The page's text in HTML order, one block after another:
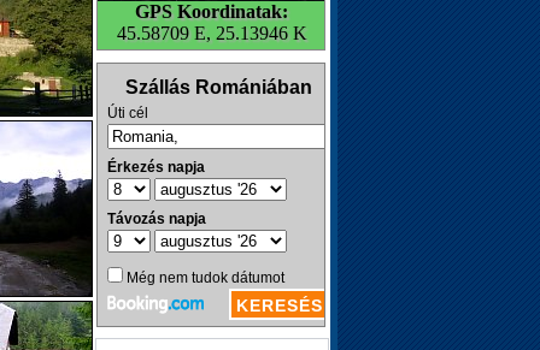
GPS Koordinatak:
45.58709 E, 25.13946 K